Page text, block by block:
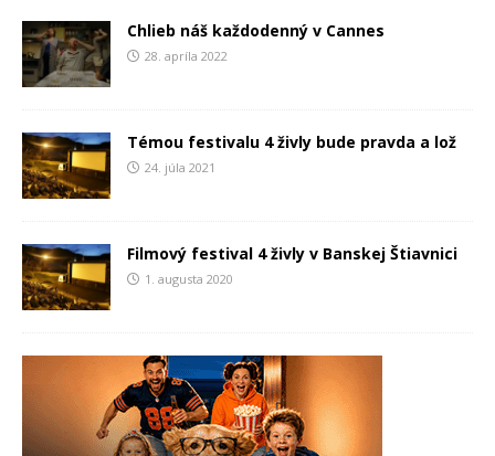
Chlieb náš každodenný v Cannes
28. apríla 2022
Témou festivalu 4 živly bude pravda a lož
24. júla 2021
Filmový festival 4 živly v Banskej Štiavnici
1. augusta 2020